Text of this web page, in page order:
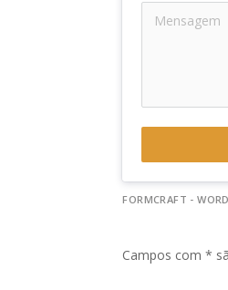
FORMCRAFT -
Campos com *